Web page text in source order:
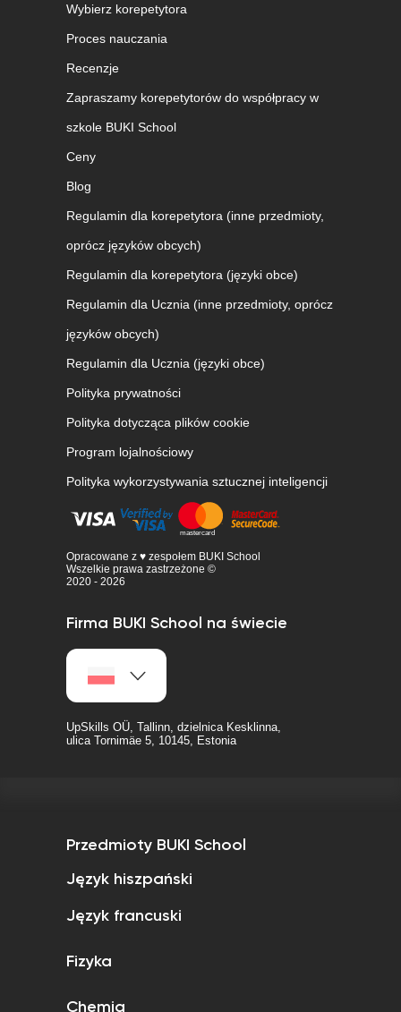
Wybierz korepetytora
Proces nauczania
Recenzje
Zapraszamy korepetytorów do współpracy w
szkole BUKI School
Ceny
Blog
Regulamin dla korepetytora (inne przedmioty,
oprócz języków obcych)
Regulamin dla korepetytora (języki obce)
Regulamin dla Ucznia (inne przedmioty, oprócz
języków obcych)
Regulamin dla Ucznia (języki obce)
Polityka prywatności
Polityka dotycząca plików cookie
Program lojalnościowy
Polityka wykorzystywania sztucznej inteligencji
Opracowane z ♥ zespołem BUKI School
Wszelkie prawa zastrzeżone ©
2020 - 2026
Firma BUKI School na świecie
UpSkills OÜ, Tallinn, dzielnica Kesklinna,
ulica Tornimäe 5, 10145, Estonia
Przedmioty BUKI School
Język hiszpański
Język francuski
Fizyka
Chemia